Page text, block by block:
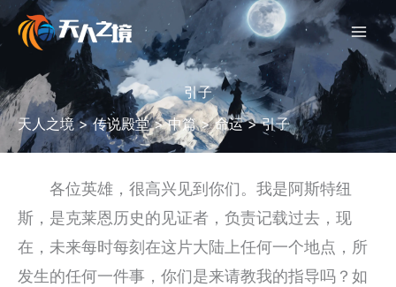
跳
容
引子
天人之境>传说殿堂>中篇>命运>引子
各位英雄，很高兴见到你们。我是阿斯特纽
斯，是克莱恩历史的见证者，负责记载过去，现
在，未来每时每刻在这片大陆上任何一个地点，所
发生的任何一件事，你们是来请教我的指导吗？如